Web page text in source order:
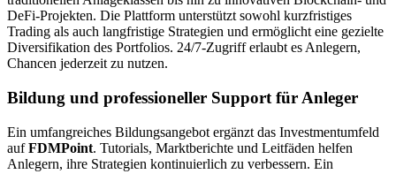
DeFi-Projekten. Die Plattform unterstützt sowohl kurzfristiges
Trading als auch langfristige Strategien und ermöglicht eine gezielte
Diversifikation des Portfolios. 24/7-Zugriff erlaubt es Anlegern,
Chancen jederzeit zu nutzen.
Bildung und professioneller Support für Anleger
Ein umfangreiches Bildungsangebot ergänzt das Investmentumfeld
aufFDMPoint. Tutorials, Marktberichte und Leitfäden helfen
Anlegern, ihre Strategien kontinuierlich zu verbessern. Ein